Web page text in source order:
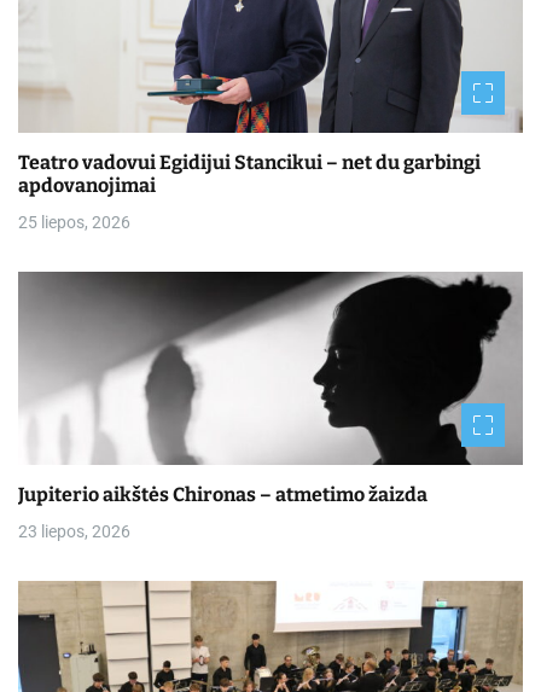
Teatro vadovui Egidijui Stancikui – net du garbingi
apdovanojimai
25 liepos, 2026
Jupiterio aikštės Chironas – atmetimo žaizda
23 liepos, 2026